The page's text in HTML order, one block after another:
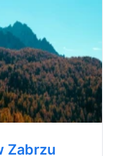
Zabrzu